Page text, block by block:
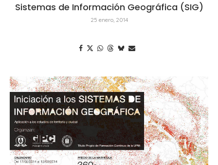
Sistemas de Información Geográfica (SIG)
25 enero, 2014